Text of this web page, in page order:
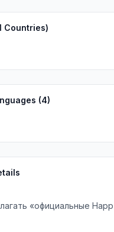
Countries)
(4)
«официальные